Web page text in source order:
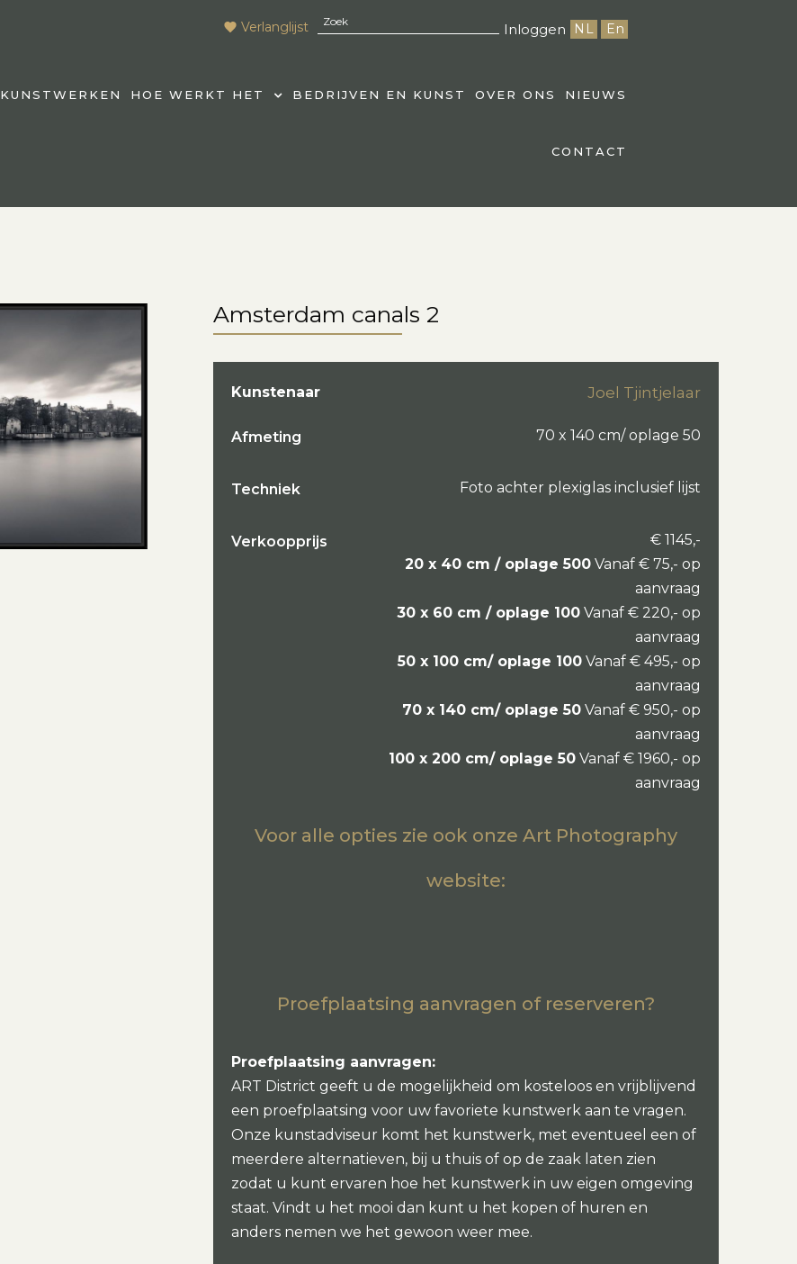
Verlanglijst Inloggen NL En
KUNSTWERKEN HOE WERKT HET BEDRIJVEN EN KUNST OVER ONS NIEUWS
CONTACT
Amsterdam canals 2
Kunstenaar Joel Tjintjelaar
Afmeting 70 x 140 cm/ oplage 50
Techniek Foto achter plexiglas inclusief lijst
Verkoopprijs
€ 1145,-
20 x 40 cm / oplage 500 Vanaf € 75,- op
aanvraag
30 x 60 cm / oplage 100 Vanaf € 220,- op
aanvraag
50 x 100 cm/ oplage 100 Vanaf € 495,- op
aanvraag
70 x 140 cm/ oplage 50 Vanaf € 950,- op
aanvraag
100 x 200 cm/ oplage 50 Vanaf € 1960,- op
aanvraag
Voor alle opties zie ook onze Art Photography
website:
Proefplaatsing aanvragen of reserveren?
Proefplaatsing aanvragen:
ART District geeft u de mogelijkheid om kosteloos en vrijblijvend
een proefplaatsing voor uw favoriete kunstwerk aan te vragen.
Onze kunstadviseur komt het kunstwerk, met eventueel een of
meerdere alternatieven, bij u thuis of op de zaak laten zien
zodat u kunt ervaren hoe het kunstwerk in uw eigen omgeving
staat. Vindt u het mooi dan kunt u het kopen of huren en
anders nemen we het gewoon weer mee.